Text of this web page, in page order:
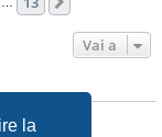
la
Vai a